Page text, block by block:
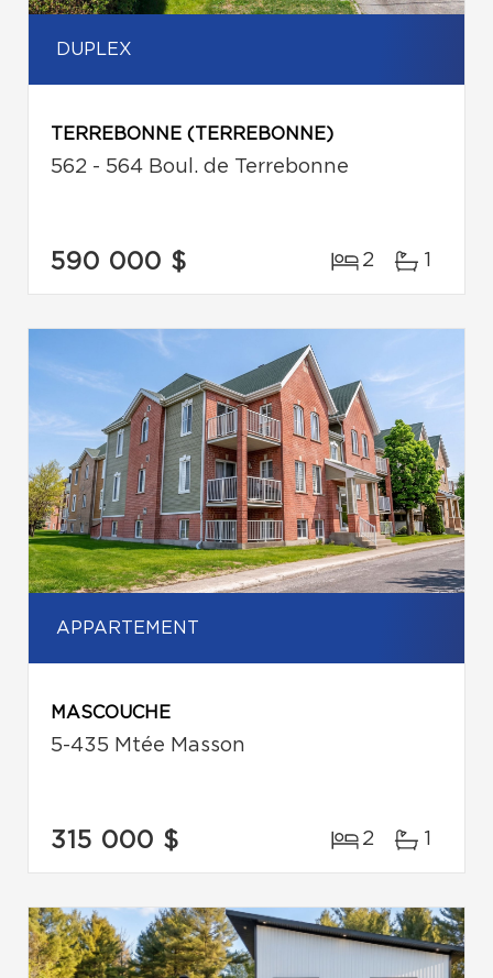
DUPLEX
TERREBONNE (TERREBONNE)
562 - 564 Boul. de Terrebonne
590 000 $ 2 1
APPARTEMENT
MASCOUCHE
5-435 Mtée Masson
315 000 $ 2 1